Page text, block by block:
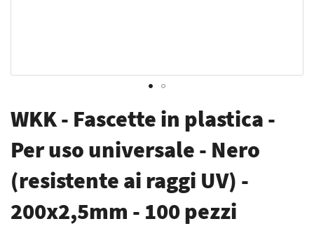
all'inizio
della
galleria
di
immagini
WKK - Fascette in plastica -
Per uso universale - Nero
(resistente ai raggi UV) -
200x2,5mm - 100 pezzi